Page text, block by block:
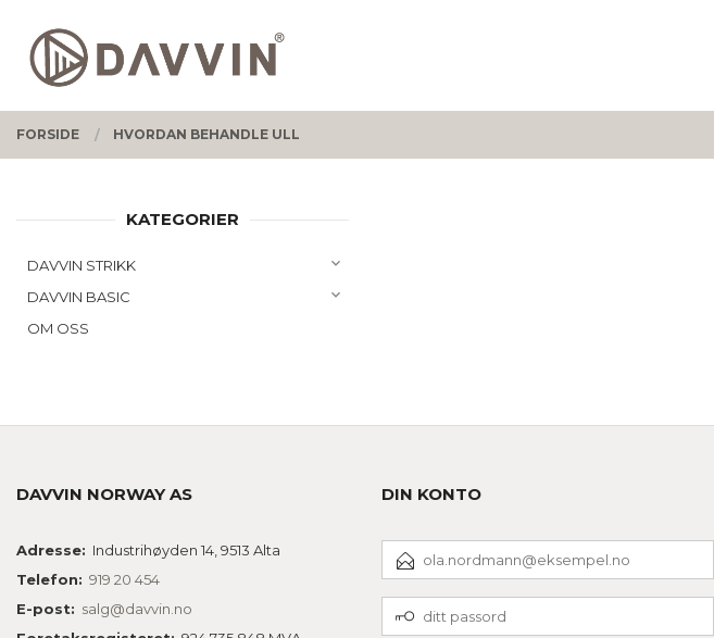
innholdet
PRODUKTER
FORSIDE HVORDAN BEHANDLE ULL
KATEGORIER
DAVVIN STRIKK
DAVVIN BASIC
OM OSS
DAVVIN NORWAY AS
Adresse: Industrihøyden 14, 9513 Alta
Telefon: 919 20 454
E-post: salg@davvin.no
DIN KONTO
POSTADRESSE
PASSORD